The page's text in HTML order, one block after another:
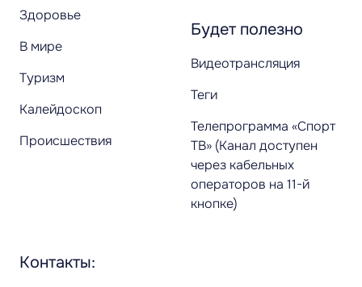
Здоровье
В мире
Туризм
Калейдоскоп
Происшествия
Будет полезно
Видеотрансляция
Теги
Телепрограмма «Спорт
ТВ» (Канал доступен
через кабельных
операторов на 11-й
кнопке)
Контакты: